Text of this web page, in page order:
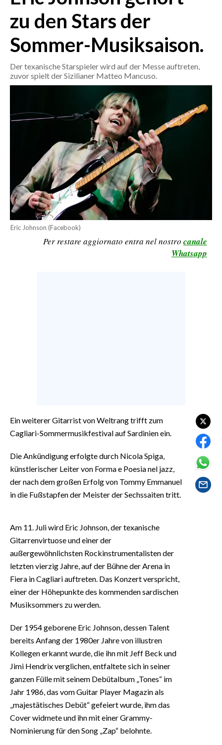
CRONACA
ITALIA
MONDO
POLITICA
SPORT IN SARDEGNA
SPORT
RISULTATI E CLASSIFICHE
SARDI NEL MONDO
NOTIZIE
#CARAUNIONE
INSULARITÀ
VIDEO
INFO AZIENDE
ABBONATI
PUBBLICITÀ
SPIAGGE
STORE
zu den Stars der
Sommer-Musiksaison.
Der texanische Starspieler wird auf der Messe auftreten,
zuvor spielt der Sizilianer Matteo Mancuso.
Eric Johnson (Facebook)
Per restare aggiornato entra nel nostro canale
Whatsapp
Ein weiterer Gitarrist von Weltrang trifft zum
Cagliari-Sommermusikfestival auf Sardinien ein.
Die Ankündigung erfolgte durch Nicola Spiga,
künstlerischer Leiter von Forma e Poesia nel jazz,
der nach dem großen Erfolg von Tommy Emmanuel
in die Fußstapfen der Meister der Sechssaiten tritt.
Am 11. Juli wird Eric Johnson, der texanische
Gitarrenvirtuose und einer der
außergewöhnlichsten Rockinstrumentalisten der
letzten vierzig Jahre, auf der Bühne der Arena in
Fiera in Cagliari auftreten. Das Konzert verspricht,
einer der Höhepunkte des kommenden sardischen
Musiksommers zu werden.
Der 1954 geborene Eric Johnson, dessen Talent
bereits Anfang der 1980er Jahre von illustren
Kollegen erkannt wurde, die ihn mit Jeff Beck und
Jimi Hendrix verglichen, entfaltete sich in seiner
ganzen Fülle mit seinem Debütalbum „Tones“ im
Jahr 1986, das vom Guitar Player Magazin als
„majestätisches Debüt“ gefeiert wurde, ihm das
Cover widmete und ihn mit einer Grammy-
Nominierung für den Song „Zap“ belohnte.